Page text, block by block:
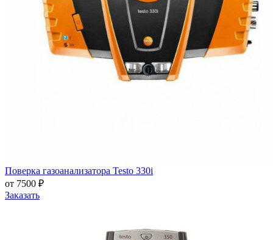
Поверка газоанализатора Testo 330i
от 7500 ₽
Заказать